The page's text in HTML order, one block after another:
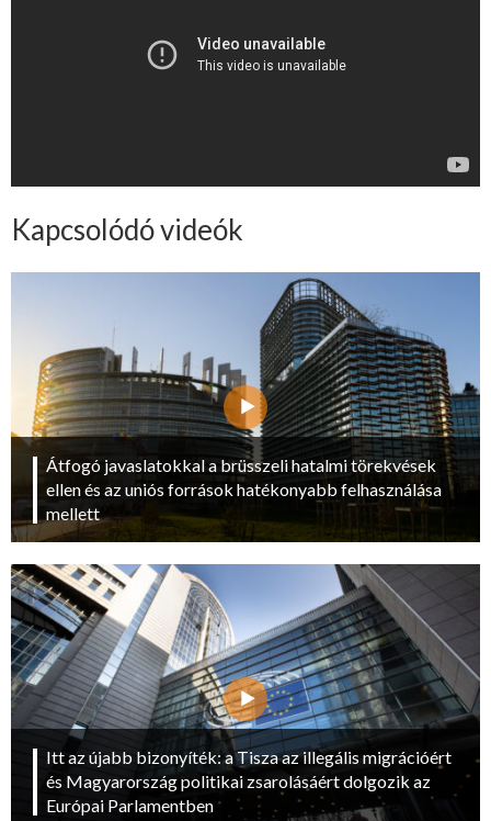
Kapcsolódó videók
Átfogó javaslatokkal a brüsszeli hatalmi törekvések
ellen és az uniós források hatékonyabb felhasználása
mellett
Itt az újabb bizonyíték: a Tisza az illegális migrációért
és Magyarország politikai zsarolásáért dolgozik az
Európai Parlamentben